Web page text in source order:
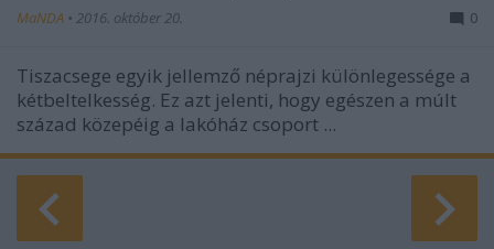
MaNDA • 2016. október 20. 0
Tiszacsege egyik jellemző néprajzi különlegessége a
kétbeltelkesség. Ez azt jelenti, hogy egészen a múlt
század közepéig a lakóház csoport ...